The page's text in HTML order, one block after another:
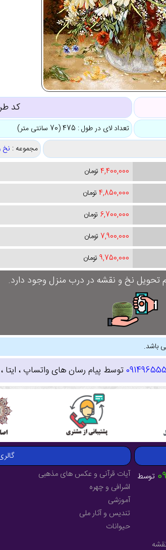
کد
تعداد لای در طول : 475 (70 سانتی متر)
مجموعه : نخ
4,400,000 تومان
4,850,000 تومان
6,700,000 تومان
7,900,000 تومان
9,750,000 تومان
تحویل نخ و نقشه در درب منزل وجود دارد.
باشد.
توسط پیام رسان های واتساپ ، ایتا
توسط
- نخ و نقشه
آیات قرآنی و عکس های مذهبی
اشرافی و چهره
آموزشی
تندیس و آثار ملی
حیوانات